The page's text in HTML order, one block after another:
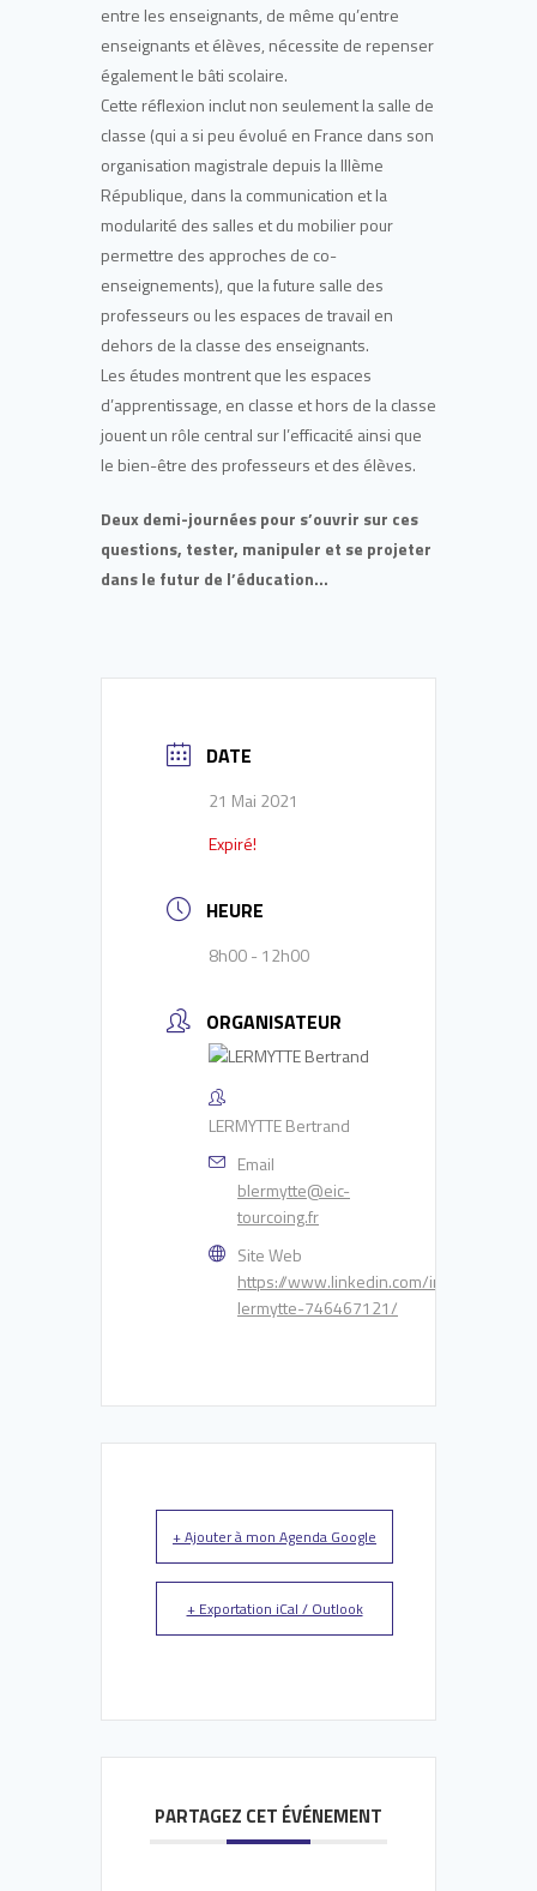
entre les enseignants, de même qu’entre
enseignants et élèves, nécessite de repenser
également le bâti scolaire.
Cette réflexion inclut non seulement la salle de
classe (qui a si peu évolué en France dans son
organisation magistrale depuis la IIIème
République, dans la communication et la
modularité des salles et du mobilier pour
permettre des approches de co-
enseignements), que la future salle des
professeurs ou les espaces de travail en
dehors de la classe des enseignants.
Les études montrent que les espaces
d’apprentissage, en classe et hors de la classe
jouent un rôle central sur l’efficacité ainsi que
le bien-être des professeurs et des élèves.
Deux demi-journées pour s’ouvrir sur ces
questions, tester, manipuler et se projeter
dans le futur de l’éducation…
DATE
21 Mai 2021
Expiré!
HEURE
8h00 - 12h00
ORGANISATEUR
LERMYTTE Bertrand
Email
blermytte@eic-
tourcoing.fr
Site Web
https://www.linkedin.com/in/bertrand-
lermytte-746467121/
+ Ajouter à mon Agenda Google
+ Exportation iCal / Outlook
PARTAGEZ CET ÉVÉNEMENT